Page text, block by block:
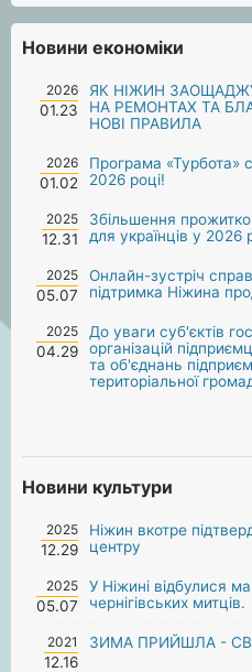
Новини економіки
2026
01.23
ЯК НІЖИН
НА РЕМОНТАХ ТА
НОВІ ПРАВИЛА
2026
01.02
Програма «Турбота»
2026 році!
2025
12.31
Збільшення
для українців у 2026
2025
05.07
Онлайн-зустріч
підтримка Ніжина
2025
04.29
До уваги суб'єктів
організацій
та об'єднань
територіальної
Новини культури
2025
12.29
Ніжин вкотре
центру
2025
05.07
У Ніжині відбулися
чернігівських митців.
2021
12.16
ЗИМА ПРИЙШЛА -